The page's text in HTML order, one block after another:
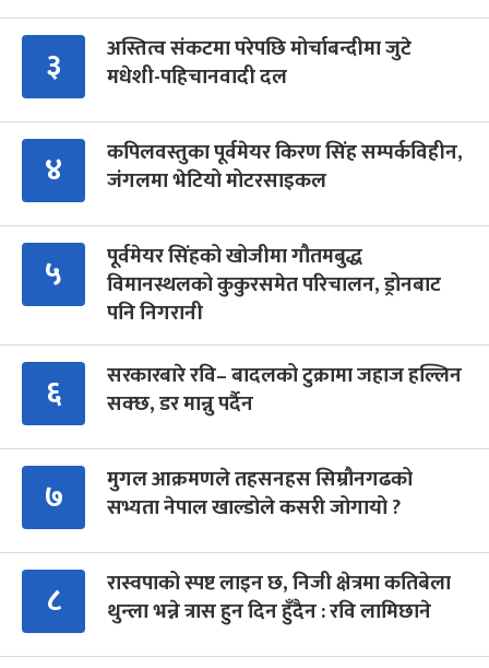
३
अस्तित्व संकटमा परेपछि मोर्चाबन्दीमा जुटे
मधेशी-पहिचानवादी दल
४
कपिलवस्तुका पूर्वमेयर किरण सिंह सम्पर्कविहीन,
जंगलमा भेटियो मोटरसाइकल
५
पूर्वमेयर सिंहको खोजीमा गौतमबुद्ध
विमानस्थलको कुकुरसमेत परिचालन, ड्रोनबाट
पनि निगरानी
६
सरकारबारे रवि– बादलको टुक्रामा जहाज हल्लिन
सक्छ, डर मान्नु पर्दैन
७
मुगल आक्रमणले तहसनहस सिम्रौनगढको
सभ्यता नेपाल खाल्डोले कसरी जोगायो ?
८
रास्वपाको स्पष्ट लाइन छ, निजी क्षेत्रमा कतिबेला
थुन्ला भन्ने त्रास हुन दिन हुँदैन : रवि लामिछाने